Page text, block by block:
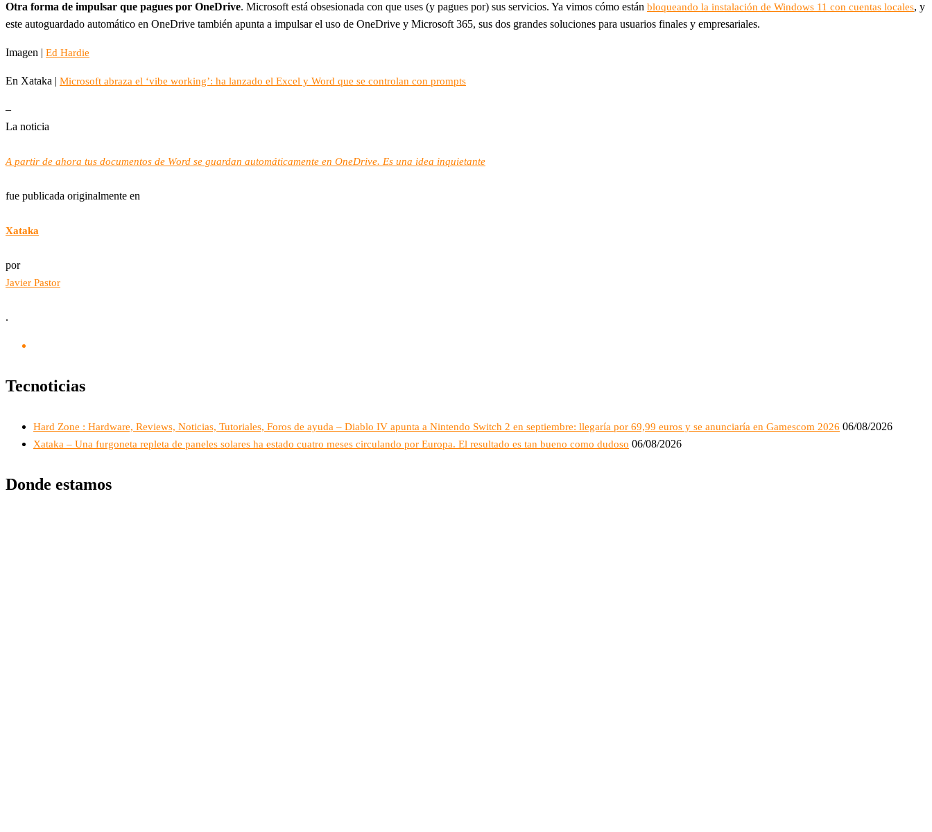
Otra forma de impulsar que pagues por OneDrive. Microsoft está obsesionada con que uses (y pagues por) sus servicios. Ya vimos cómo están bloqueando la instalación de Windows 11 con cuentas locales, y
este autoguardado automático en OneDrive también apunta a impulsar el uso de OneDrive y Microsoft 365, sus dos grandes soluciones para usuarios finales y empresariales.
Imagen | Ed Hardie
En Xataka | Microsoft abraza el ‘vibe working’: ha lanzado el Excel y Word que se controlan con prompts
–
La noticia
A partir de ahora tus documentos de Word se guardan automáticamente en OneDrive. Es una idea inquietante
fue publicada originalmente en
Xataka
por
Javier Pastor
.
Tecnoticias
Hard Zone : Hardware, Reviews, Noticias, Tutoriales, Foros de ayuda – Diablo IV apunta a Nintendo Switch 2 en septiembre: llegaría por 69,99 euros y se anunciaría en Gamescom 2026 06/08/2026
Xataka – Una furgoneta repleta de paneles solares ha estado cuatro meses circulando por Europa. El resultado es tan bueno como dudoso 06/08/2026
Donde estamos